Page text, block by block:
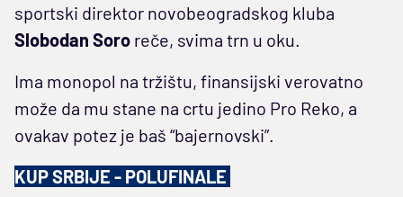
sportski direktor novobeogradskog kluba
Slobodan Soro reče, svima trn u oku.
Ima monopol na tržištu, finansijski verovatno
može da mu stane na crtu jedino Pro Reko, a
ovakav potez je baš “bajernovski”.
KUP SRBIJE - POLUFINALE